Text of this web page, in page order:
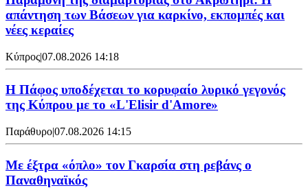
απάντηση των Βάσεων για καρκίνο, εκπομπές και
νέες κεραίες
Κύπρος|07.08.2026 14:18
Η Πάφος υποδέχεται το κορυφαίο λυρικό γεγονός
της Κύπρου με το «L'Elisir d'Amore»
Παράθυρο|07.08.2026 14:15
Mε έξτρα «όπλο» τον Γκαρσία στη ρεβάνς ο
Παναθηναϊκός